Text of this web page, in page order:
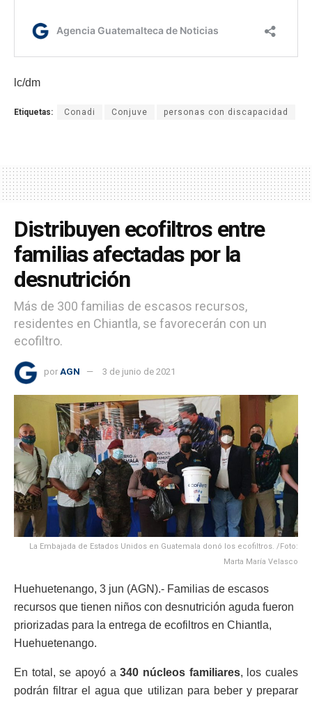
lc/dm
Etiquetas: Conadi Conjuve personas con discapacidad
Distribuyen ecofiltros entre
familias afectadas por la
desnutrición
Más de 300 familias de escasos recursos,
residentes en Chiantla, se favorecerán con un
ecofiltro.
por AGN 3 de junio de 2021
La Embajada de Estados Unidos en Guatemala donó los ecofiltros. /Foto:
Marta María Velasco
Huehuetenango, 3 jun (AGN).- Familias de escasos
recursos que tienen niños con desnutrición aguda fueron
priorizadas para la entrega de ecofiltros en Chiantla,
Huehuetenango.
En total, se apoyó a340 núcleos familiares, los cuales
podrán filtrar el agua que utilizan para beber y preparar